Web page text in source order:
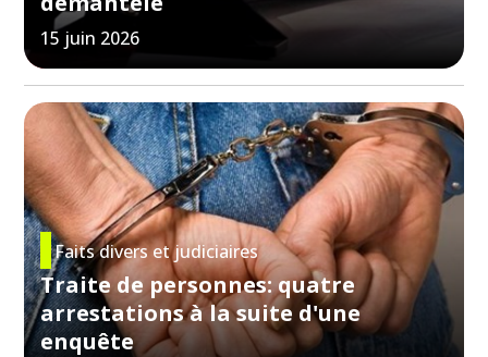
15 juin 2026
Faits divers et judiciaires
Traite de personnes: quatre
arrestations à la suite d'une
enquête